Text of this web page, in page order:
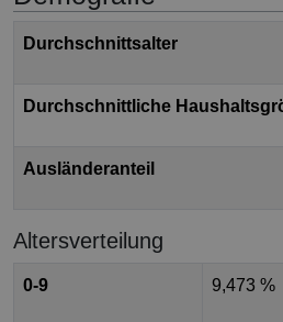
Durchschnittsalter
Durchschnittliche
Ausländeranteil
Altersverteilung
0-9 9,473 %